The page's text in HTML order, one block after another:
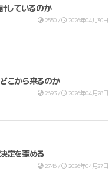
しているのか
2550 / 2026年04月30日
こから来るのか
2693 / 2026年04月28日
定を歪める
2746 / 2026年04月27日